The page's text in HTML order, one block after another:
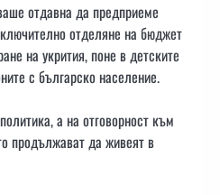
отдавна да предприеме
отделяне на бюджет
на укрития, поне в детските
с българско население.
а на отговорност към
продължават да живеят в